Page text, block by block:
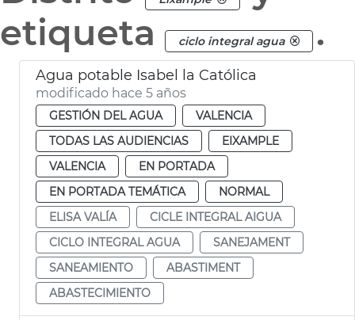
etiqueta
ciclo integral agua .
Agua potable Isabel la Católica
modificado hace 5 años
GESTIÓN DEL AGUA
VALENCIA
TODAS LAS AUDIENCIAS
EIXAMPLE
VALENCIA
EN PORTADA
EN PORTADA TEMÁTICA
NORMAL
ELISA VALÍA
CICLE INTEGRAL AIGUA
CICLO INTEGRAL AGUA
SANEJAMENT
SANEAMIENTO
ABASTIMENT
ABASTECIMIENTO